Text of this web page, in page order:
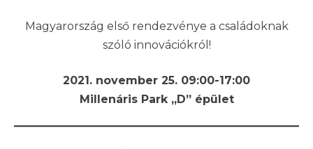
Magyarország első rendezvénye a családoknak
szóló innovációkról!
2021. november 25. 09:00-17:00
Millenáris Park „D” épület